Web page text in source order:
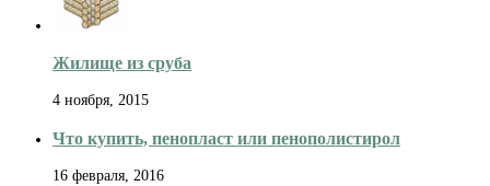
Жилище из сруба
4 ноября, 2015
Что купить, пенопласт или пенополистирол
16 февраля, 2016